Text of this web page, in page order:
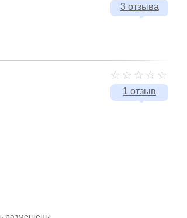
3 отзыва
1 отзыв
размещены,